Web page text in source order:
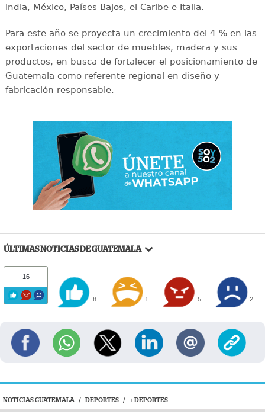
India, México, Países Bajos, el Caribe e Italia.
Para este año se proyecta un crecimiento del 4 % en las
exportaciones del sector de muebles, madera y sus
productos, en busca de fortalecer el posicionamiento de
Guatemala como referente regional en diseño y
fabricación responsable.
ÚLTIMAS NOTICIAS DE GUATEMALA
16
8 1 5 2
NOTICIAS GUATEMALA / DEPORTES / + DEPORTES